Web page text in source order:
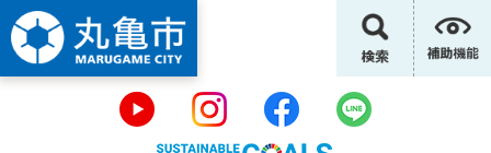
ー
ジ
の
ニ
ュ
ー